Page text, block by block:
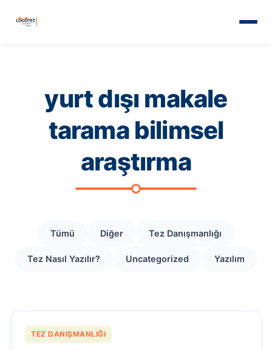
yurt dışı makale
tarama bilimsel
araştırma
Tümü Diğer Tez Danışmanlığı
Tez Nasıl Yazılır? Uncategorized Yazılım
TEZ DANIŞMANLIĞI